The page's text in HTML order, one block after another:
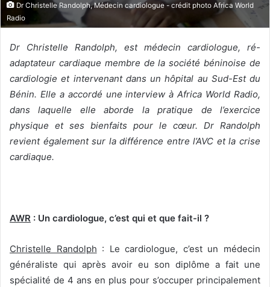
Dr Christelle Randolph, Médecin cardiologue - crédit photo Africa World
Radio
Dr Christelle Randolph, est médecin cardiologue, ré-
adaptateur cardiaque membre de la société béninoise de
cardiologie et intervenant dans un hôpital au Sud-Est du
Bénin. Elle a accordé une interview à Africa World Radio,
dans laquelle elle aborde la pratique de l’exercice
physique et ses bienfaits pour le cœur. Dr Randolph
revient également sur la différence entre l’AVC et la crise
cardiaque.
AWR : Un cardiologue, c’est qui et que fait-il ?
Christelle Randolph : Le cardiologue, c’est un médecin
généraliste qui après avoir eu son diplôme a fait une
spécialité de 4 ans en plus pour s’occuper principalement